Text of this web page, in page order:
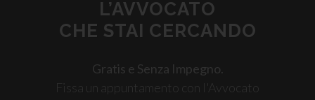
L’AVVOCATO
CHE STAI CERCANDO
Gratis e Senza Impegno.
Fissa un appuntamento con l'Avvocato